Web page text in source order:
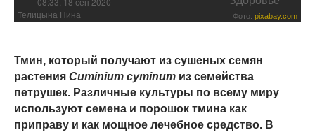
Телицына Нина Фото: pixabay.com
Тмин, который получают из сушеных семян
растения Cuminium cyminum из семейства
петрушек. Различные культуры по всему миру
используют семена и порошок тмина как
приправу и как мощное лечебное средство. В